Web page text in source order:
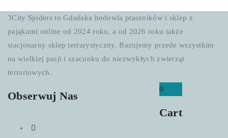
0
Cart
3City Spiders to Gdańska hodowla ptaszników i sklep z
pająkami online od 2024 roku, a od 2026 roku także
stacjonarny sklep terrarystyczny. Bazujemy przede wszystkim
na wielkiej pasji i szacunku do niezwykłych zwierząt
terrariowych.
Obserwuj Nas